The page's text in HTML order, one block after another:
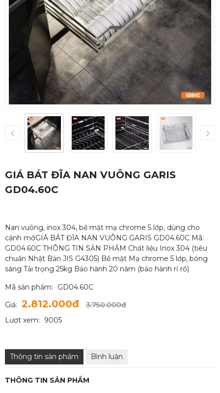
GIÁ BÁT ĐĨA NAN VUÔNG GARIS
GD04.60C
Nan vuông, inox 304, bề mặt mạ chrome 5 lớp, dùng cho
cánh mởGIÁ BÁT ĐĨA NAN VUÔNG GARIS GD04.60C Mã:
GD04.60C THÔNG TIN SẢN PHẨM Chất liệu Inox 304 (tiêu
chuẩn Nhật Bản JIS G4305) Bề mặt Mạ chrome 5 lớp, bóng
sáng Tải trọng 25kg Bảo hành 20 năm (bảo hành rỉ rổ)
Mã sản phẩm:
GD04.60C
Giá: 2.812.000đ
3.750.000đ
Lượt xem:
9005
Thông tin sản phẩm Bình luận
THÔNG TIN SẢN PHẨM